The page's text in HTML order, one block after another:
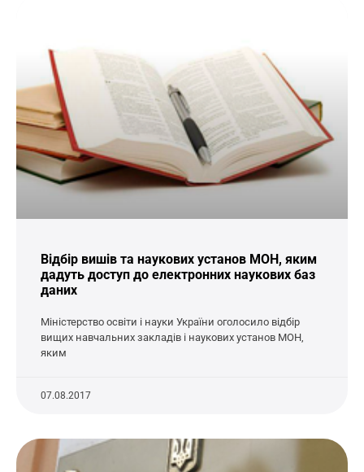
Відбір вишів та наукових установ МОН, яким
дадуть доступ до електронних наукових баз
даних
Міністерство освіти і науки України оголосило відбір
вищих навчальних закладів і наукових установ МОН,
яким
07.08.2017